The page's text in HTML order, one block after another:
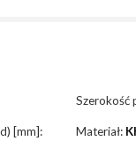
Szerokość
[mm]:
Materiał: